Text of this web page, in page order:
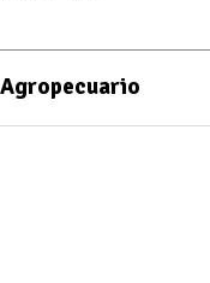
Agropecuario